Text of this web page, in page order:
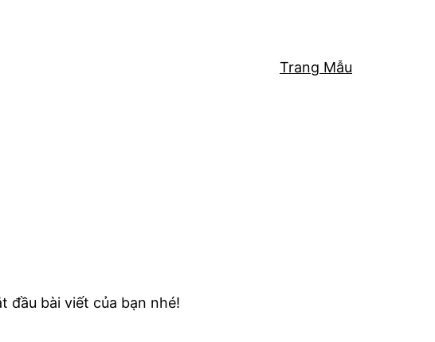
Trang Mẫu
đầu bài viết của bạn nhé!